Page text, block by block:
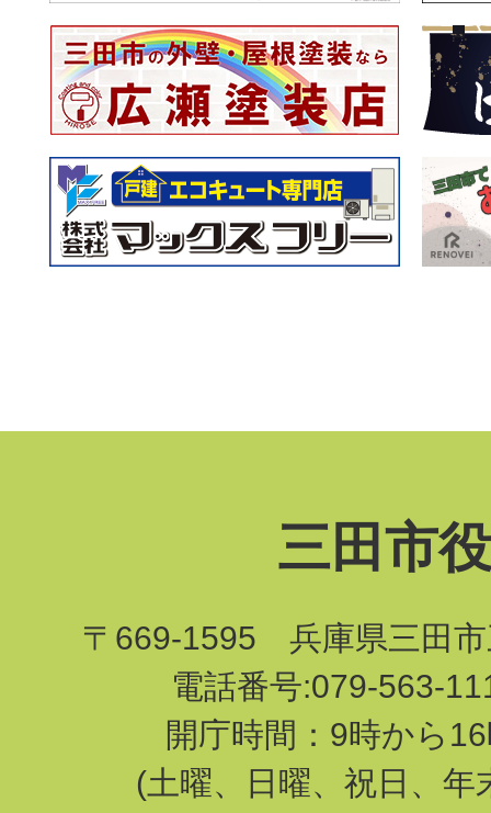
三田市
〒669-1595 兵庫県三田市
電話番号:079-563-
開庁時間：9時から
(土曜、日曜、祝日、年